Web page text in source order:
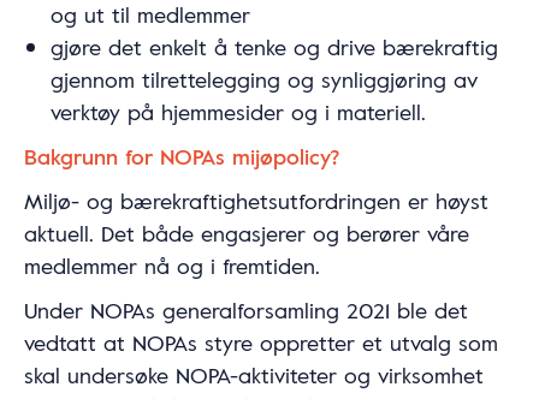
og ut til medlemmer
gjøre det enkelt å tenke og drive bærekraftig
gjennom tilrettelegging og synliggjøring av
verktøy på hjemmesider og i materiell.
Bakgrunn for NOPAs mijøpolicy?
Miljø- og bærekraftighetsutfordringen er høyst
aktuell. Det både engasjerer og berører våre
medlemmer nå og i fremtiden.
Under NOPAs generalforsamling 2021 ble det
vedtatt at NOPAs styre oppretter et utvalg som
skal undersøke NOPA-aktiviteter og virksomhet